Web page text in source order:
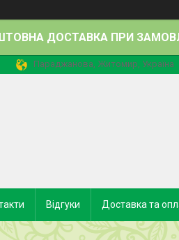
ДОСТАВКА ПРИ
Параджанова, Житомир, Україна
Відгуки Доставка та